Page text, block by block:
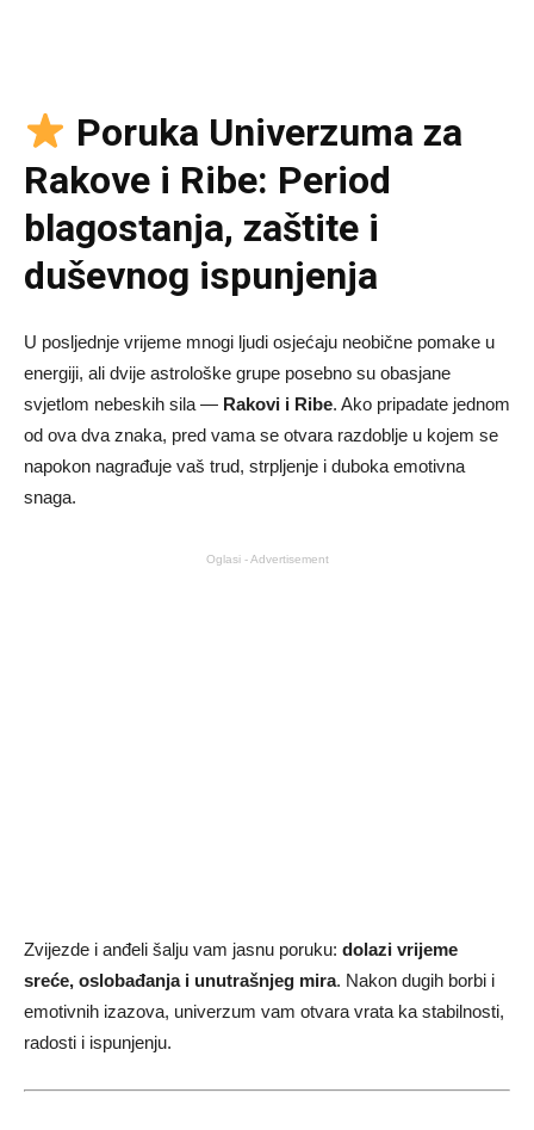
Poruka Univerzuma za
Rakove i Ribe: Period
blagostanja, zaštite i
duševnog ispunjenja
U posljednje vrijeme mnogi ljudi osjećaju neobične pomake u
energiji, ali dvije astrološke grupe posebno su obasjane
svjetlom nebeskih sila — Rakovi i Ribe. Ako pripadate jednom
od ova dva znaka, pred vama se otvara razdoblje u kojem se
napokon nagrađuje vaš trud, strpljenje i duboka emotivna
snaga.
Oglasi - Advertisement
Zvijezde i anđeli šalju vam jasnu poruku: dolazi vrijeme
sreće, oslobađanja i unutrašnjeg mira. Nakon dugih borbi i
emotivnih izazova, univerzum vam otvara vrata ka stabilnosti,
radosti i ispunjenju.